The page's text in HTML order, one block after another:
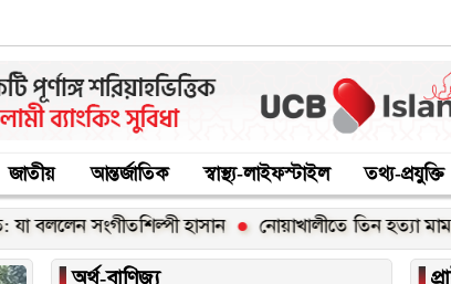
জাতীয় আন্তর্জাতিক স্বাস্থ্য-লাইফস্টাইল তথ্য-প্রযুক্তি
হাসান নোয়াখালীতে তিন হত্যা মামলার আসামি গ্রেপ্তার
▐অর্থ-বাণিজ্য ▐